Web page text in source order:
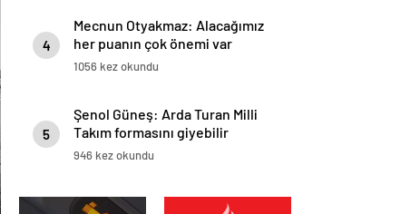
4
Mecnun Otyakmaz: Alacağımız
her puanın çok önemi var
1056 kez okundu
5
Şenol Güneş: Arda Turan Milli
Takım formasını giyebilir
946 kez okundu